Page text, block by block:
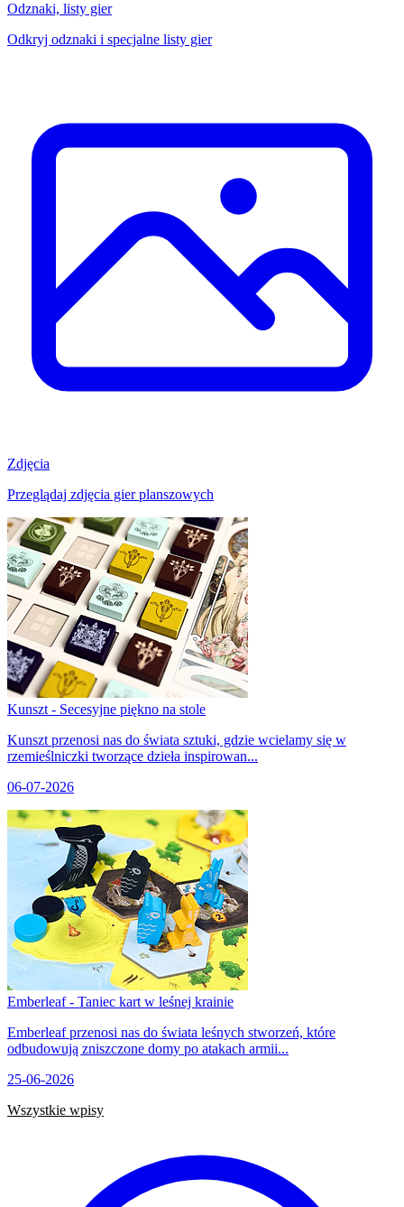
Odznaki, listy gier
Odkryj odznaki i specjalne listy gier
Zdjęcia
Przeglądaj zdjęcia gier planszowych
Kunszt - Secesyjne piękno na stole
Kunszt przenosi nas do świata sztuki, gdzie wcielamy się w
rzemieślniczki tworzące dzieła inspirowan...
06-07-2026
Emberleaf - Taniec kart w leśnej krainie
Emberleaf przenosi nas do świata leśnych stworzeń, które
odbudowują zniszczone domy po atakach armii...
25-06-2026
Wszystkie wpisy